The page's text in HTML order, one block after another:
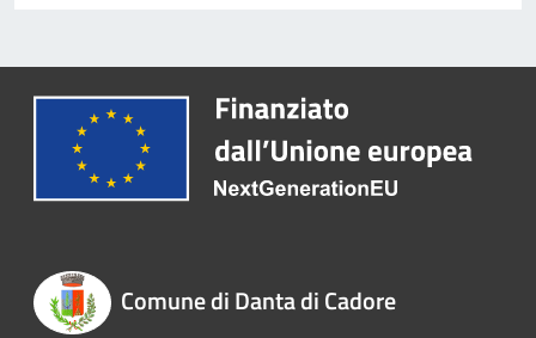
Comune di Danta di Cadore